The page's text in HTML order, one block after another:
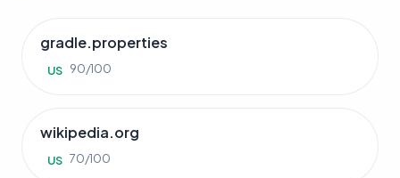
gradle.properties
US 90/100
wikipedia.org
US 70/100